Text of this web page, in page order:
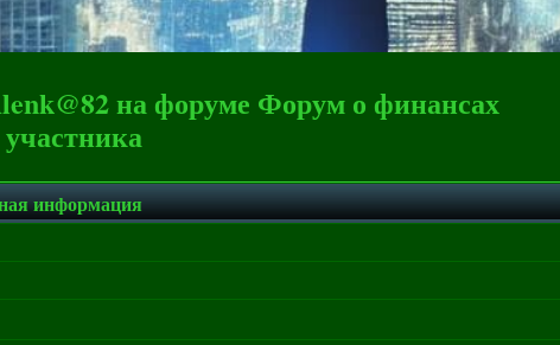
на форуме Форум о финансах
информация